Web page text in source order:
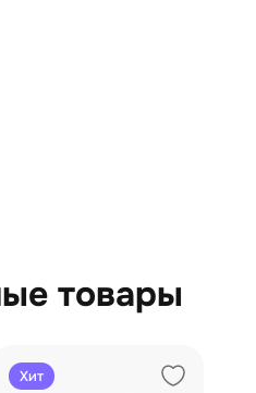
товары
Хит